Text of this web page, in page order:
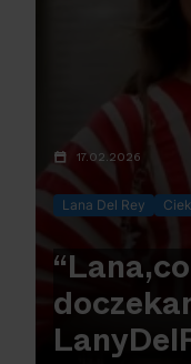
17.02.2026
Lana Del Rey
“Lana,
LanyDel